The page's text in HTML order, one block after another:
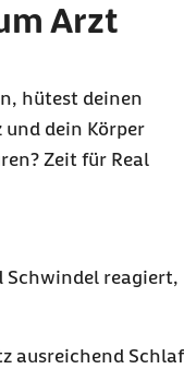
Arzt
hütest deinen
dein Körper
Zeit für Real
Schwindel reagiert,
ausreichend Schlaf